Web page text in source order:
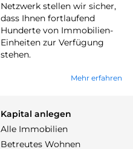
Netzwerk stellen wir sicher,
dass Ihnen fortlaufend
Hunderte von Immobilien-
Einheiten zur Verfügung
stehen.
Mehr erfahren
Kapital anlegen
Alle Immobilien
Betreutes Wohnen